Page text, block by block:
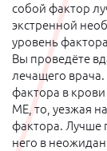
собой фактор
экстренной
уровень
Вы проведёте
лечащего
фактора в
МЕ, то, уезжая
фактора. Лучше
него в